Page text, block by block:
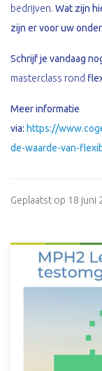
bedrijven. Wat zijn
zijn er voor uw
Schrijf je vandaag
masterclass rond
Meer informatie
via: https://
de-waarde-van-
Geplaatst op 18 juni